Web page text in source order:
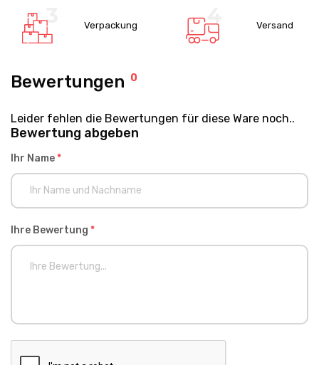
Verpackung Versand
Bewertungen 0
Leider fehlen die Bewertungen für diese Ware noch..
Bewertung abgeben
Ihr Name*
Ihre Bewertung *